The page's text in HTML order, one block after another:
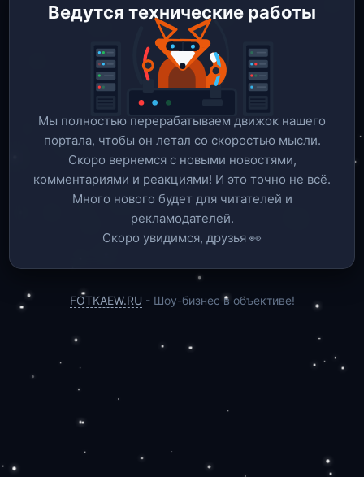
Ведутся технические работы
Мы полностью перерабатываем движок нашего
портала, чтобы он летал со скоростью мысли.
Скоро вернемся c новыми новостями,
комментариями и реакциями! И это точно не всё.
Много нового будет для читателей и
рекламодателей.
Скоро увидимся, друзья 👀
FOTKAEW.RU - Шоу-бизнес в объективе!